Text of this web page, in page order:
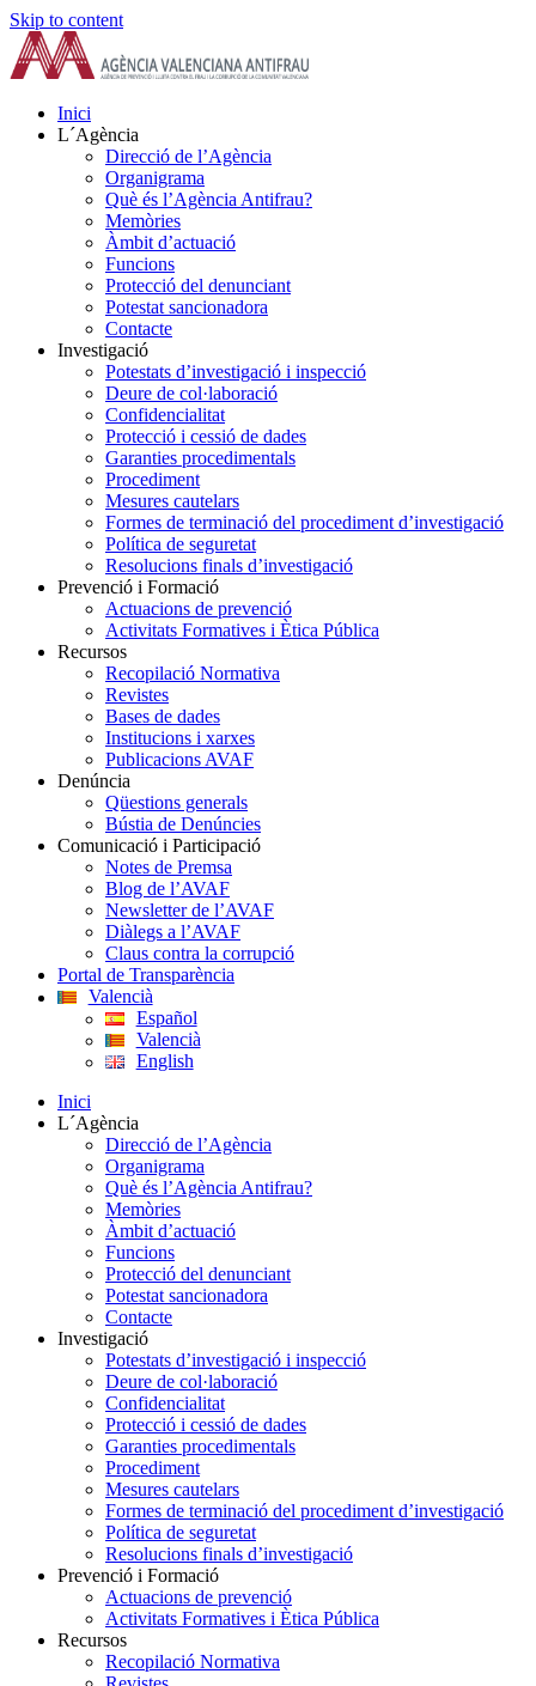
Skip to content
Inici
L´Agència
Direcció de l’Agència
Organigrama
Què és l’Agència Antifrau?
Memòries
Àmbit d’actuació
Funcions
Protecció del denunciant
Potestat sancionadora
Contacte
Investigació
Potestats d’investigació i inspecció
Deure de col·laboració
Confidencialitat
Protecció i cessió de dades
Garanties procedimentals
Procediment
Mesures cautelars
Formes de terminació del procediment d’investigació
Política de seguretat
Resolucions finals d’investigació
Prevenció i Formació
Actuacions de prevenció
Activitats Formatives i Ètica Pública
Recursos
Recopilació Normativa
Revistes
Bases de dades
Institucions i xarxes
Publicacions AVAF
Denúncia
Qüestions generals
Bústia de Denúncies
Comunicació i Participació
Notes de Premsa
Blog de l’AVAF
Newsletter de l’AVAF
Diàlegs a l’AVAF
Claus contra la corrupció
Portal de Transparència
Valencià
Español
Valencià
English
Inici
L´Agència
Direcció de l’Agència
Organigrama
Què és l’Agència Antifrau?
Memòries
Àmbit d’actuació
Funcions
Protecció del denunciant
Potestat sancionadora
Contacte
Investigació
Potestats d’investigació i inspecció
Deure de col·laboració
Confidencialitat
Protecció i cessió de dades
Garanties procedimentals
Procediment
Mesures cautelars
Formes de terminació del procediment d’investigació
Política de seguretat
Resolucions finals d’investigació
Prevenció i Formació
Actuacions de prevenció
Activitats Formatives i Ètica Pública
Recursos
Recopilació Normativa